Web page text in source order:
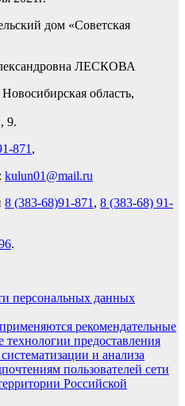
дом «Советская
ЛЕСКОВА
область,
9.
871 ,
kulun01@mail.ru
8 (383-68)91-871 , 8 (383-68) 91-
.
персональных данных
рекомендательные
предоставления
и анализа
пользователей сети
Российской